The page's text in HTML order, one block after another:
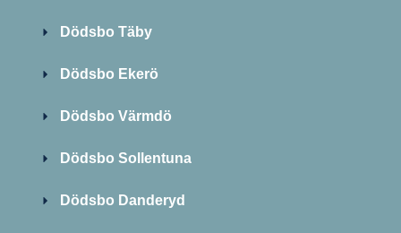
Dödsbo Täby
Dödsbo Ekerö
Dödsbo Värmdö
Dödsbo Sollentuna
Dödsbo Danderyd